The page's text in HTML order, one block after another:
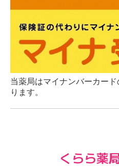
当薬局はマイナンバーカー
ります。
くらら薬